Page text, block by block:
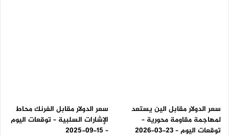
سعر الدولار مقابل الين يستعد
لمهاجمة مقاومة محورية –
توقعات اليوم – 23-03-2026
سعر الدولار مقابل الفرنك محاط
الإشارات السلبية – توقعات اليوم
– 15-09-2025